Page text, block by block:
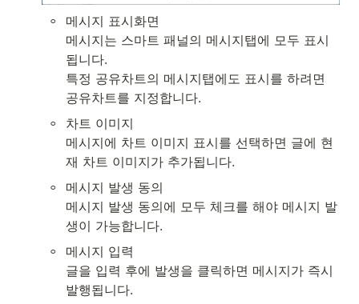
◦
메시지 표시화면
메시지는 스마트 패널의 메시지탭에 모두 표시
됩니다.
특정 공유차트의 메시지탭에도 표시를 하려면
공유차트를 지정합니다.
◦
차트 이미지
메시지에 차트 이미지 표시를 선택하면 글에 현
재 차트 이미지가 추가됩니다.
◦
메시지 발생 동의
메시지 발생 동의에 모두 체크를 해야 메시지 발
생이 가능합니다.
◦
메시지 입력
글을 입력 후에 발생을 클릭하면 메시지가 즉시
발행됩니다.